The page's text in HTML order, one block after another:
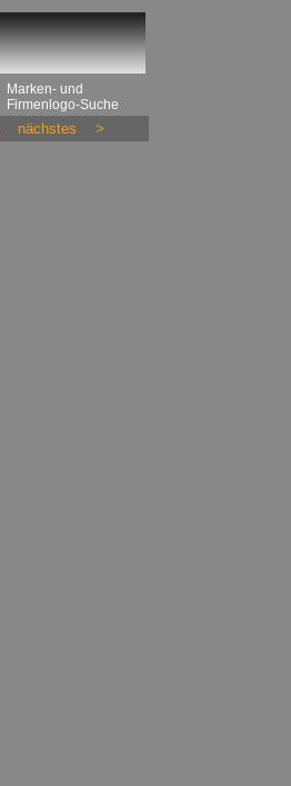
Marken- und
Firmenlogo-Suche
nächstes >